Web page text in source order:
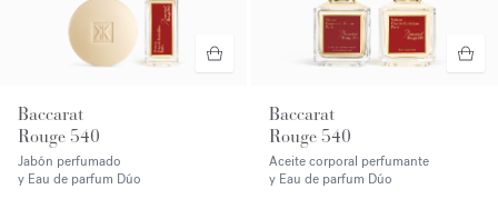
Baccarat
Rouge 540
Jabón perfumado
y Eau de parfum Dúo
Baccarat
Rouge 540
Aceite corporal perfumante
y Eau de parfum Dúo